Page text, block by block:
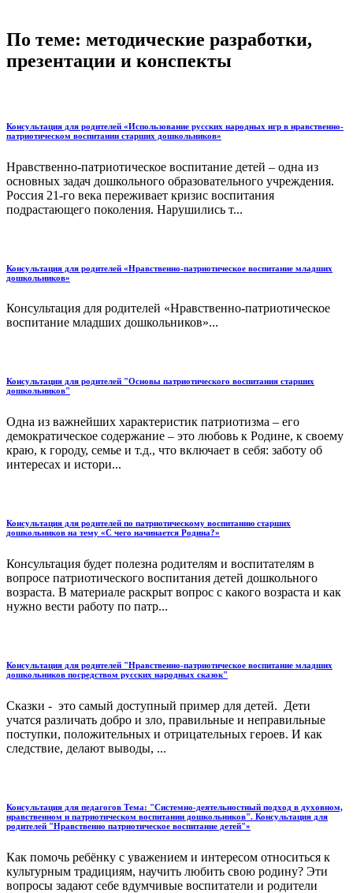
По теме: методические разработки,
презентации и конспекты
Консультация для родителей «Использование русских народных игр в нравственно-
патриотическом воспитании старших дошкольников»
Нравственно-патриотическое воспитание детей – одна из
основных задач дошкольного образовательного учреждения.
Россия 21-го века переживает кризис воспитания
подрастающего поколения. Нарушились т...
Консультация для родителей «Нравственно-патриотическое воспитание младших
дошкольников»
Консультация для родителей «Нравственно-патриотическое
воспитание младших дошкольников»...
Консультация для родителей "Основы патриотического воспитания старших
дошкольников"
Одна из важнейших характеристик патриотизма – его
демократическое содержание – это любовь к Родине, к своему
краю, к городу, семье и т.д., что включает в себя: заботу об
интересах и истори...
Консультация для родителей по патриотическому воспитанию старших
дошкольников на тему «С чего начинается Родина?»
Консультация будет полезна родителям и воспитателям в
вопросе патриотического воспитания детей дошкольного
возраста. В материале раскрыт вопрос с какого возраста и как
нужно вести работу по патр...
Консультация для родителей "Нравственно-патриотическое воспитание младших
дошкольников посредством русских народных сказок"
Сказки - это самый доступный пример для детей. Дети
учатся различать добро и зло, правильные и неправильные
поступки, положительных и отрицательных героев. И как
следствие, делают выводы, ...
Консультация для педагогов Тема: "Системно-деятельностный подход в духовном,
нравственном и патриотическом воспитании дошкольников". Консультация для
родителей "Нравственно патриотическое воспитание детей"»
Как помочь ребёнку с уважением и интересом относиться к
культурным традициям, научить любить свою родину? Эти
вопросы задают себе вдумчивые воспитатели и родители